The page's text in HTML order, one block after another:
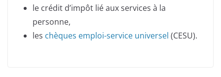
le crédit d’impôt lié aux services à la
personne,
les chèques emploi-service universel (CESU).